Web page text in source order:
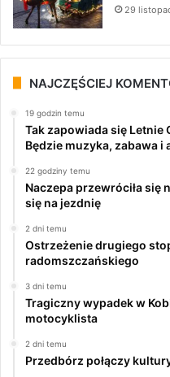
29
NAJCZĘŚCIEJ
19 godzin temu
Tak zapowiada się Letnie
Będzie muzyka, zabawa i
22 godziny temu
Naczepa przewróciła się
się na jezdnię
2 dni temu
Ostrzeżenie drugiego
radomszczańskiego
3 dni temu
Tragiczny wypadek w
motocyklista
2 dni temu
Przedbórz połączy